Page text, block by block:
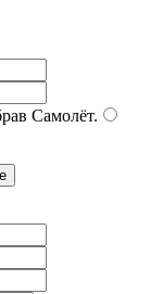
Самолёт.